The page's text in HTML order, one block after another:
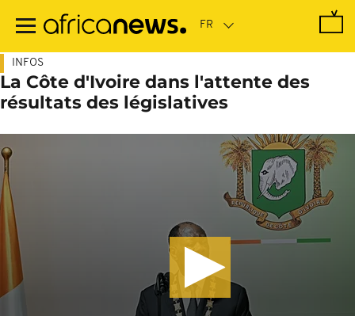
contenu
INFOS
La Côte d'Ivoire dans l'attente des
résultats des législatives